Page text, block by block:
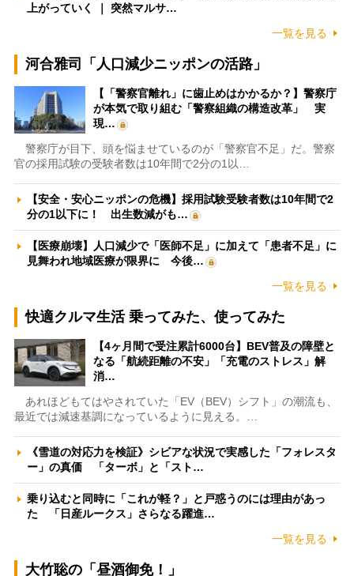
上がっていく ｜ 突然マルサ…
一覧を見る
河合雅司「人口減少ニッポンの活路」
【「警察官離れ」に歯止めはかかるか？】警察庁
が本気で取り組む「警察組織の構造改革」 実
現…
警察庁が目下、頭を悩ませているのが「警察官不足」だ。警察
官の採用試験の受験者数は10年間で2分の1以…
【安全・安心ニッポンの危機】採用試験受験者数は10年間で2
分の1以下に！ 出生数減がも…
【医療崩壊】人口減少で「医師不足」に加えて「患者不足」に
見舞われ地域医療が限界に 今後…
一覧を見る
快適クルマ生活 乗ってみた、使ってみた
【4ヶ月間で受注累計6000台】BEV普及の障壁と
なる「航続距離の不安」「充電のストレス」解
消…
あれほどもてはやされていた「EV（BEV）シフト」の潮流も、
最近では減速基調になっているように見える。…
《雪道の対応力を検証》シビアな状況で実感した「フォレスタ
ー」の真価 「ターボ」と「スト…
乗り込むと同時に「これが軽？」と戸惑うのには理由があっ
た 「日産ルークス」さらなる躍進…
一覧を見る
大竹聡の「昼酒御免！」